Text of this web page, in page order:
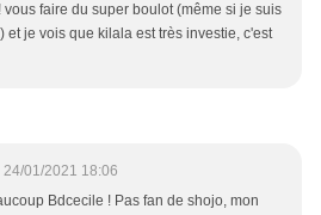
vous faire du super boulot (même si je suis
et je vois que kilala est très investie, c'est
24/01/2021 18:06
Bdcecile ! Pas fan de shojo, mon